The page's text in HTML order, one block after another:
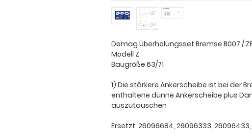
Demag Überholungsset Bremse B007 /
Modell Z
Baugröße 63/71
1) Die stärkere Ankerscheibe ist bei der
enthaltene dünne Ankerscheibe plus
auszutauschen
Ersetzt: 26096684, 26096333,